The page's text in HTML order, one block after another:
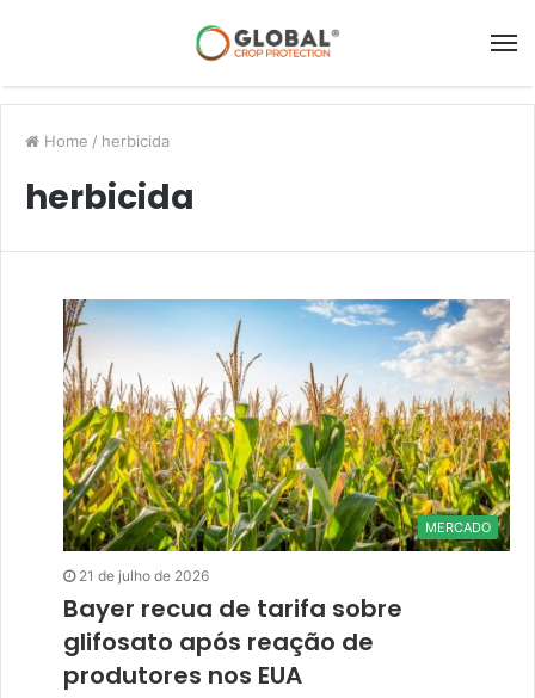
Home / herbicida
herbicida
MERCADO
21 de julho de 2026
Bayer recua de tarifa sobre
glifosato após reação de
produtores nos EUA